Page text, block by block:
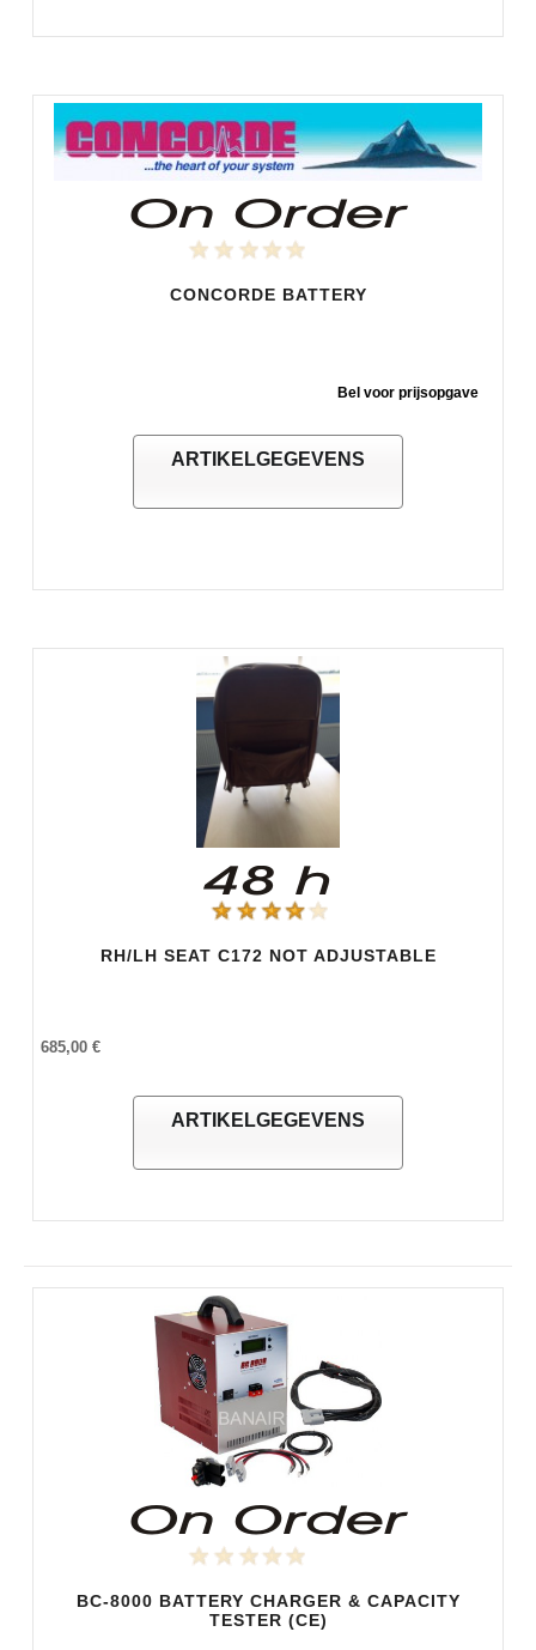
CONCORDE BATTERY
Bel voor prijsopgave
ARTIKELGEGEVENS
RH/LH SEAT C172 NOT ADJUSTABLE
685,00 €
ARTIKELGEGEVENS
BC-8000 BATTERY CHARGER & CAPACITY
TESTER (CE)